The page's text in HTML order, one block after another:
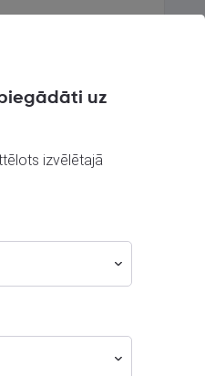
uz
izvēlētajā